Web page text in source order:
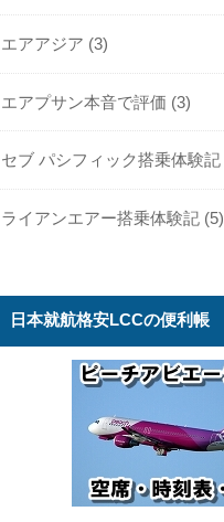
エアアジア (3)
エアプサン本音で評価 (3)
セブ パシフィック搭乗体験記
ライアンエアー搭乗体験記 (5)
日本就航格安LCCの便利帳